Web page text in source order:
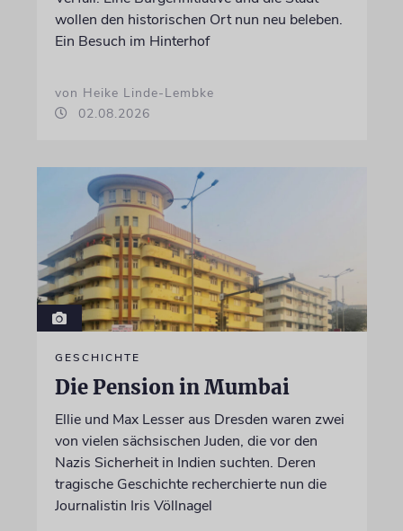
wollen den historischen Ort nun neu beleben.
Ein Besuch im Hinterhof
von Heike Linde-Lembke
02.08.2026
GESCHICHTE
Die Pension in Mumbai
Ellie und Max Lesser aus Dresden waren zwei
von vielen sächsischen Juden, die vor den
Nazis Sicherheit in Indien suchten. Deren
tragische Geschichte recherchierte nun die
Journalistin Iris Völlnagel